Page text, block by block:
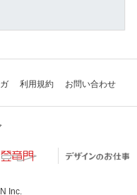
利用規約 お問い合わせ
Inc.